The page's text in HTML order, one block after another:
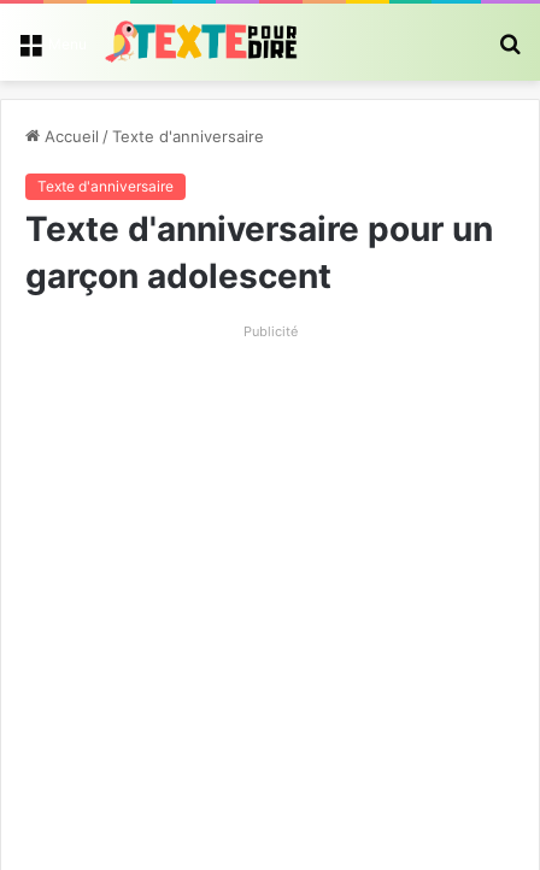
Accueil /Texte d'anniversaire
Texte d'anniversaire
Texte d'anniversaire pour un
garçon adolescent
Publicité